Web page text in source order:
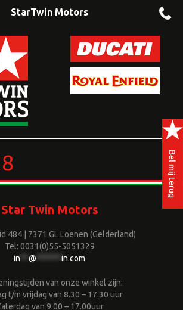
StarTwin Motors
Star Twin Motors
484 | 7371 GL Loenen (Gelderland)
Tel: 0031(0)55-5051329
in
@ in.com
van onze winkel zijn:
t/m vrijdag van 8.30 – 17.30 uur
van 9.00 – 17.00uur